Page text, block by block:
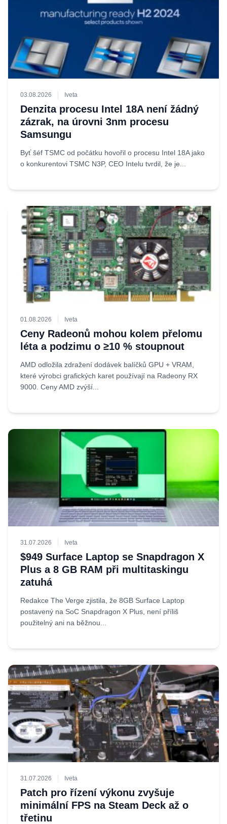
03.08.2026 Iveta
Denzita procesu Intel 18A není žádný
zázrak, na úrovni 3nm procesu
Samsungu
Byť šéf TSMC od počátku hovořil o procesu Intel 18A jako
o konkurentovi TSMC N3P, CEO Intelu tvrdil, že je...
01.08.2026 Iveta
Ceny Radeonů mohou kolem přelomu
léta a podzimu o ≥10 % stoupnout
AMD odložila zdražení dodávek balíčků GPU + VRAM,
které výrobci grafických karet používají na Radeony RX
9000. Ceny AMD zvýší...
31.07.2026 Iveta
$949 Surface Laptop se Snapdragon X
Plus a 8 GB RAM při multitaskingu
zatuhá
Redakce The Verge zjistila, že 8GB Surface Laptop
postavený na SoC Snapdragon X Plus, není příliš
použitelný ani na běžnou...
31.07.2026 Iveta
Patch pro řízení výkonu zvyšuje
minimální FPS na Steam Deck až o
třetinu